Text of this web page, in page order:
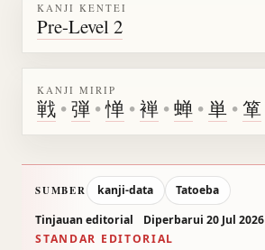
KANJI KENTEI
Pre-Level 2
KANJI MIRIP
戦 •弾 •惮 •褝 •蝉 •単 •箪
SUMBER kanji-data
Tatoeba
Tinjauan editorial
Diperbarui 20 Jul 2026
STANDAR EDITORIAL